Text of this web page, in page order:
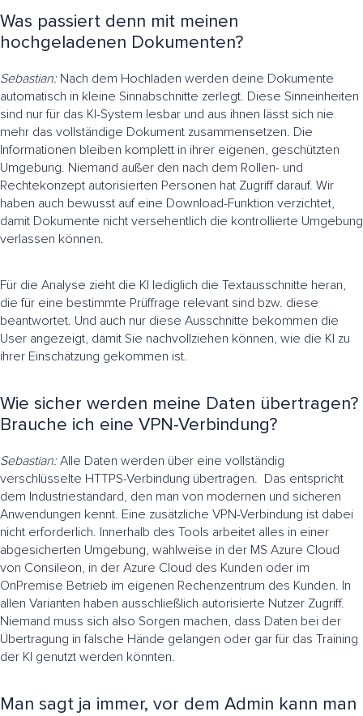
Was passiert denn mit meinen
hochgeladenen Dokumenten?
Sebastian: Nach dem Hochladen werden deine Dokumente
automatisch in kleine Sinnabschnitte zerlegt. Diese Sinneinheiten
sind nur für das KI-System lesbar und aus ihnen lässt sich nie
mehr das vollständige Dokument zusammensetzen. Die
Informationen bleiben komplett in ihrer eigenen, geschützten
Umgebung. Niemand außer den nach dem Rollen- und
Rechtekonzept autorisierten Personen hat Zugriff darauf. Wir
haben auch bewusst auf eine Download-Funktion verzichtet,
damit Dokumente nicht versehentlich die kontrollierte Umgebung
verlassen können.
Für die Analyse zieht die KI lediglich die Textausschnitte heran,
die für eine bestimmte Prüffrage relevant sind bzw. diese
beantwortet. Und auch nur diese Ausschnitte bekommen die
User angezeigt, damit Sie nachvollziehen können, wie die KI zu
ihrer Einschätzung gekommen ist.
Wie sicher werden meine Daten übertragen?
Brauche ich eine VPN-Verbindung?
Sebastian:Alle Daten werden über eine vollständig
verschlüsselte HTTPS-Verbindung übertragen. Das entspricht
dem Industriestandard, den man von modernen und sicheren
Anwendungen kennt. Eine zusätzliche VPN-Verbindung ist dabei
nicht erforderlich. Innerhalb des Tools arbeitet alles in einer
abgesicherten Umgebung, wahlweise in der MS Azure Cloud
von Consileon, in der Azure Cloud des Kunden oder im
OnPremise Betrieb im eigenen Rechenzentrum des Kunden. In
allen Varianten haben ausschließlich autorisierte Nutzer Zugriff.
Niemand muss sich also Sorgen machen, dass Daten bei der
Übertragung in falsche Hände gelangen oder gar für das Training
der KI genutzt werden könnten.
Man sagt ja immer, vor dem Admin kann man